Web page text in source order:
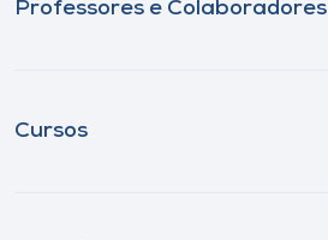
Professores e Colaboradores
Cursos